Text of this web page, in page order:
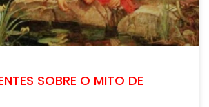
SOBRE O MITO DE